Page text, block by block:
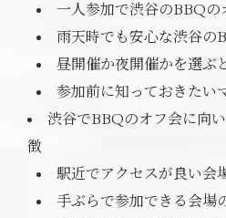
一人参加で渋谷のBBQの
雨天時でも安心な渋谷の
昼開催か夜開催かを選ぶ
参加前に知っておきたい
渋谷でBBQのオフ会に向
徴
駅近でアクセスが良い会
手ぶらで参加できる会場